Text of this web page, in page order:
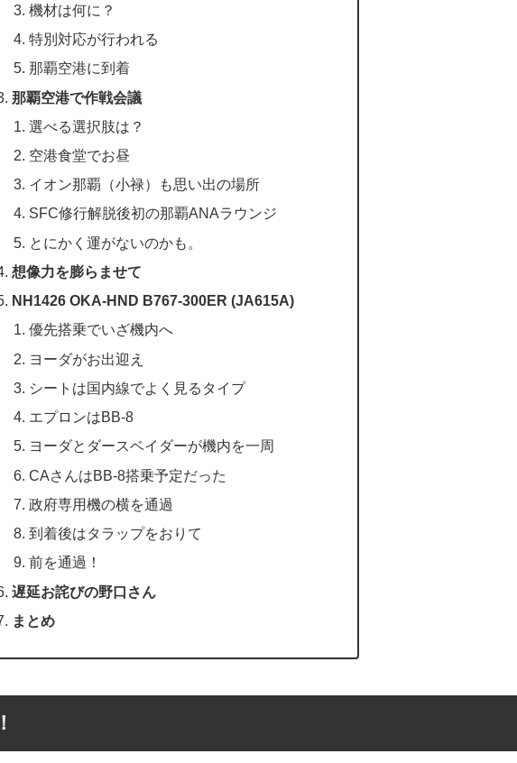
機材は何に？
特別対応が行われる
那覇空港に到着
那覇空港で作戦会議
選べる選択肢は？
空港食堂でお昼
イオン那覇（小禄）も思い出の場所
SFC修行解脱後初の那覇ANAラウンジ
とにかく運がないのかも。
想像力を膨らませて
NH1426 OKA-HND B767-300ER (JA615A)
優先搭乗でいざ機内へ
ヨーダがお出迎え
シートは国内線でよく見るタイプ
エプロンはBB-8
ヨーダとダースベイダーが機内を一周
CAさんはBB-8搭乗予定だった
政府専用機の横を通過
到着後はタラップをおりて
前を通過！
遅延お詫びの野口さん
まとめ